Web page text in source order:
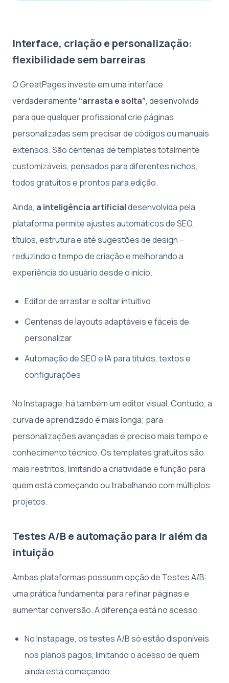
Interface, criação e personalização:
flexibilidade sem barreiras
O GreatPages investe em uma interface
verdadeiramente “arrasta e solta”, desenvolvida
para que qualquer profissional crie páginas
personalizadas sem precisar de códigos ou manuais
extensos. São centenas detemplates totalmente
customizáveis, pensados para diferentes nichos,
todos gratuitos e prontos para edição.
Ainda, a inteligência artificialdesenvolvida pela
plataforma permite ajustes automáticos de SEO,
títulos, estrutura e até sugestões de design –
reduzindo o tempo de criação e melhorando a
experiência do usuário desde o início.
Editor de arrastar e soltar intuitivo
Centenas de layouts adaptáveis e fáceis de
personalizar
Automação de SEO e IA para títulos, textos e
configurações
No Instapage, há também um editor visual. Contudo, a
curva de aprendizado é mais longa; para
personalizações avançadas é preciso mais tempo e
conhecimento técnico. Os templates gratuitos são
mais restritos, limitando a criatividade e função para
quem está começando ou trabalhando com múltiplos
projetos.
Testes A/B e automação para ir além da
intuição
Ambas plataformas possuem opção de Testes A/B:
uma prática fundamental para refinar páginas e
aumentar conversão. A diferença está no acesso.
No Instapage, os testes A/B só estão disponíveis
nos planos pagos, limitando o acesso de quem
ainda está começando.